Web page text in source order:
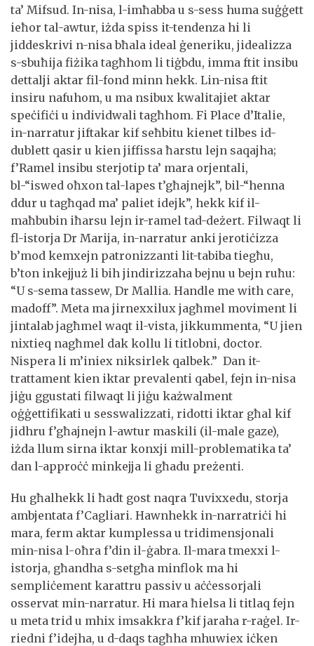
ta’ Mifsud. In-nisa, l-imħabba u s-sess huma suġġett
ieħor tal-awtur, iżda spiss it-tendenza hi li
jiddeskrivi n-nisa bħala ideal ġeneriku, jidealizza
s-sbuħija fiżika tagħhom li tiġbdu, imma ftit insibu
dettalji aktar fil-fond minn hekk. Lin-nisa ftit
insiru nafuhom, u ma nsibux kwalitajiet aktar
speċifiċi u individwali tagħhom. Fi Place d’Italie,
in-narratur jiftakar kif seħbitu kienet tilbes id-
dublett qasir u kien jiffissa ħarstu lejn saqajha;
f’Ramel insibu sterjotip ta’ mara orjentali,
bl-“iswed oħxon tal-lapes t’għajnejk”, bil-“henna
ddur u tagħqad ma’ paliet idejk”, hekk kif il-
maħbubin iħarsu lejn ir-ramel tad-deżert. Filwaqt li
fl-istorja Dr Marija, in-narratur anki jerotiċizza
b’mod kemxejn patronizzanti lit-tabiba tiegħu,
b’ton inkejjuż li bih jindirizzaha bejnu u bejn ruħu:
“U s-sema tassew, Dr Mallia. Handle me with care,
madoff”. Meta ma jirnexxilux jagħmel moviment li
jintalab jagħmel waqt il-vista, jikkummenta, “U jien
nixtieq nagħmel dak kollu li titlobni, doctor.
Nispera li m’iniex niksirlek qalbek.” Dan it-
trattament kien iktar prevalenti qabel, fejn in-nisa
jiġu ggustati filwaqt li jiġu każwalment
oġġettifikati u sesswalizzati, ridotti iktar għal kif
jidhru f’għajnejn l-awtur maskili (il-male gaze),
iżda llum sirna iktar konxji mill-problematika ta’
dan l-approċċ minkejja li għadu preżenti.
Hu għalhekk li ħadt gost naqra Tuvixxedu, storja
ambjentata f’Cagliari. Hawnhekk in-narratriċi hi
mara, ferm aktar kumplessa u tridimensjonali
min-nisa l-oħra f’din il-ġabra. Il-mara tmexxi l-
istorja, għandha s-setgħa minflok ma hi
sempliċement karattru passiv u aċċessorjali
osservat min-narratur. Hi mara ħielsa li titlaq fejn
u meta trid u mhix imsakkra f’kif jaraha r-raġel. Ir-
riedni f’idejha, u d-daqs tagħha mhuwiex iċken